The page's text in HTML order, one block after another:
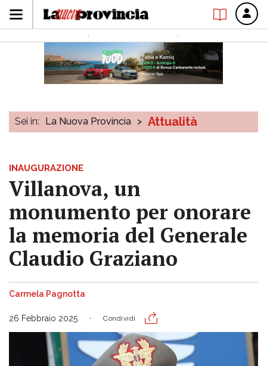
Sei in: La Nuova Provincia > Attualità
INAUGURAZIONE
Villanova, un
monumento per onorare
la memoria del Generale
Claudio Graziano
Carmela Pagnotta
26 Febbraio 2025 Condividi